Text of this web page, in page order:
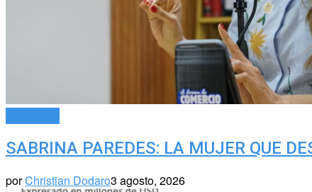
SABRINA PAREDES: LA MUJER QUE
porChristian Dodaro3 agosto, 2026